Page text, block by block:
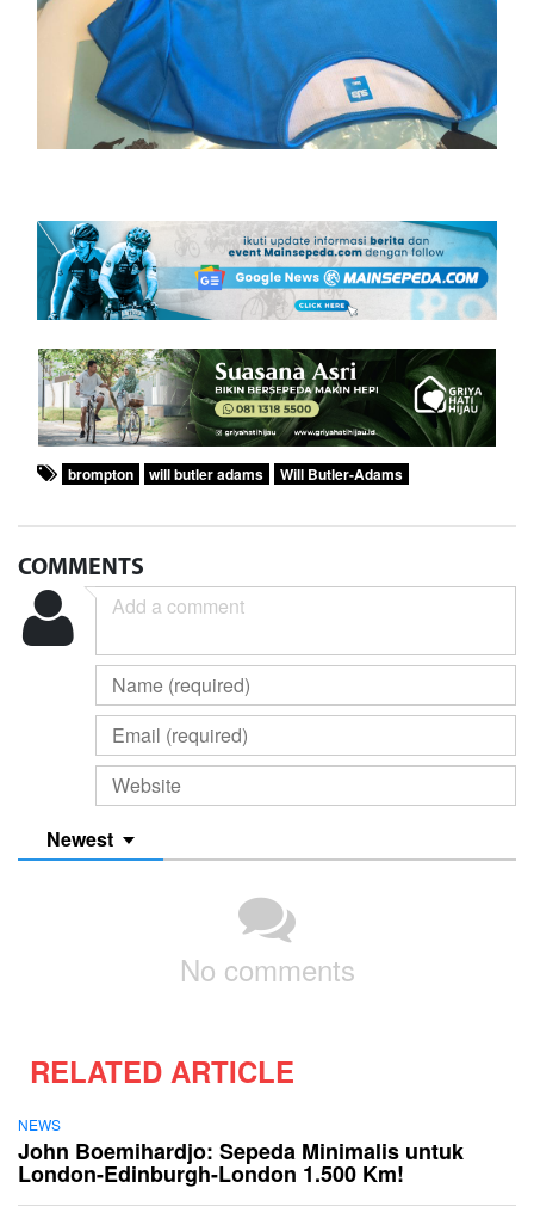
brompton will butler adams Will Butler-Adams
COMMENTS
Newest
No comments
RELATED ARTICLE
NEWS
John Boemihardjo: Sepeda Minimalis untuk
London-Edinburgh-London 1.500 Km!